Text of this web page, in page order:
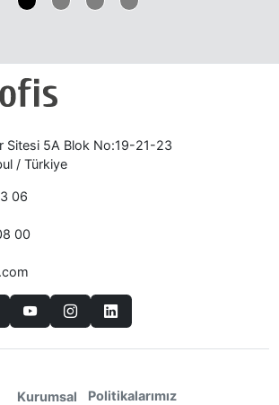
Sitesi 5A Blok No:19-21-23
/ Türkiye
06
00
Kurumsal
Politikalarımız